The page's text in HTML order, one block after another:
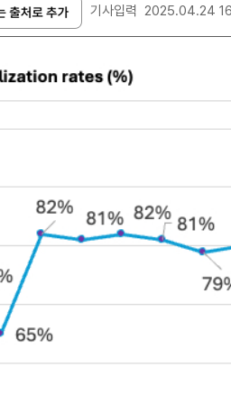
기사입력 2025.04.24